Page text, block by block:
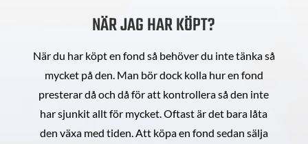
NÄR JAG HAR KÖPT?
När du har köpt en fond så behöver du inte tänka så
mycket på den. Man bör dock kolla hur en fond
presterar då och då för att kontrollera så den inte
har sjunkit allt för mycket. Oftast är det bara låta
den växa med tiden. Att köpa en fond sedan sälja